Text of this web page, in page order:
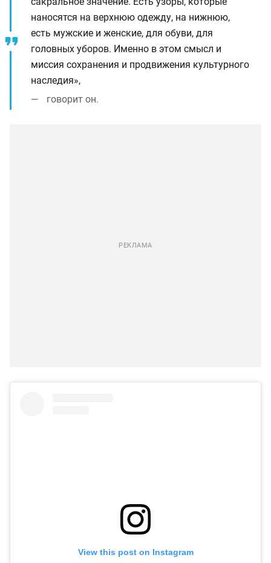
наносятся на верхнюю одежду, на нижнюю,
есть мужские и женские, для обуви, для
головных уборов. Именно в этом смысл и
миссия сохранения и продвижения культурного
наследия»,
говорит он.
View this post on Instagram